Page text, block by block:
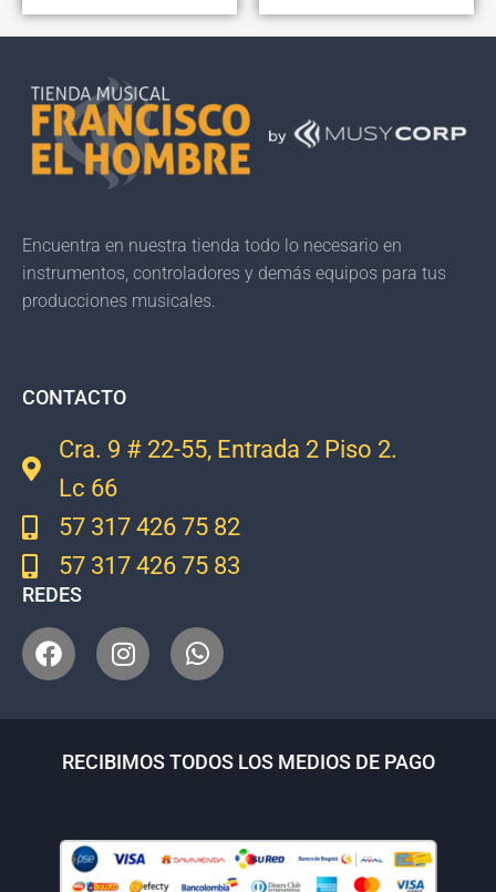
Encuentra en nuestra tienda todo lo necesario en
instrumentos, controladores y demás equipos para tus
producciones musicales.
CONTACTO
Cra. 9 # 22-55, Entrada 2 Piso 2.
Lc 66
57 317 426 75 82
57 317 426 75 83
REDES
RECIBIMOS TODOS LOS MEDIOS DE PAGO